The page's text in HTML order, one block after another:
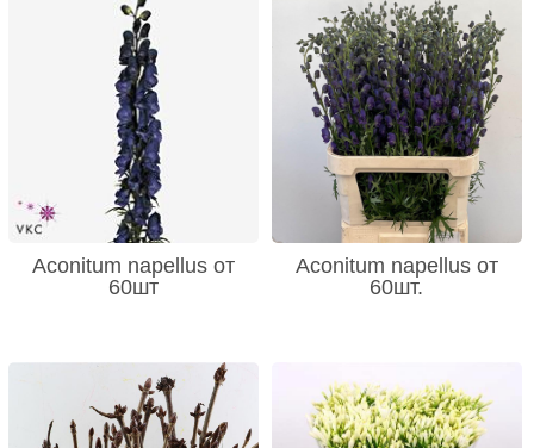
Aconitum napellus от
60шт
Aconitum napellus от
60шт.